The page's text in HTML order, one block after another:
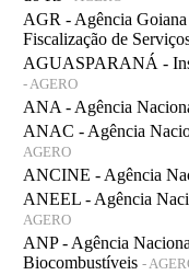
AGR - Agência
Fiscalização de
AGUASPARANÁ -
- AGERO
ANA - Agência
ANAC - Agência
AGERO
ANCINE - Agência
ANEEL - Agência
AGERO
ANP - Agência
Biocombustíveis -